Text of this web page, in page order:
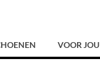
VOOR JOU